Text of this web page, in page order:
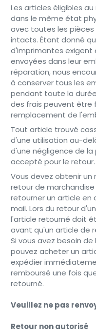
Les articles éligibles
dans le même état
avec toutes les
intacts. Étant donné
d'imprimantes exigent
envoyées dans leur
réparation, nous
à conserver tous les
pendant toute la
des frais peuvent être
remplacement de
Tout article trouvé
d'une utilisation au-
d'une négligence de
accepté pour le retour.
Vous devez obtenir
retour de
retourner un article
mail. Lors du retour
l'article retourné doit
avant qu'un article de
Si vous avez besoin
pouvez acheter un
expédier
remboursé une fois
retourné.
Veuillez ne pas
Retour non autorisé